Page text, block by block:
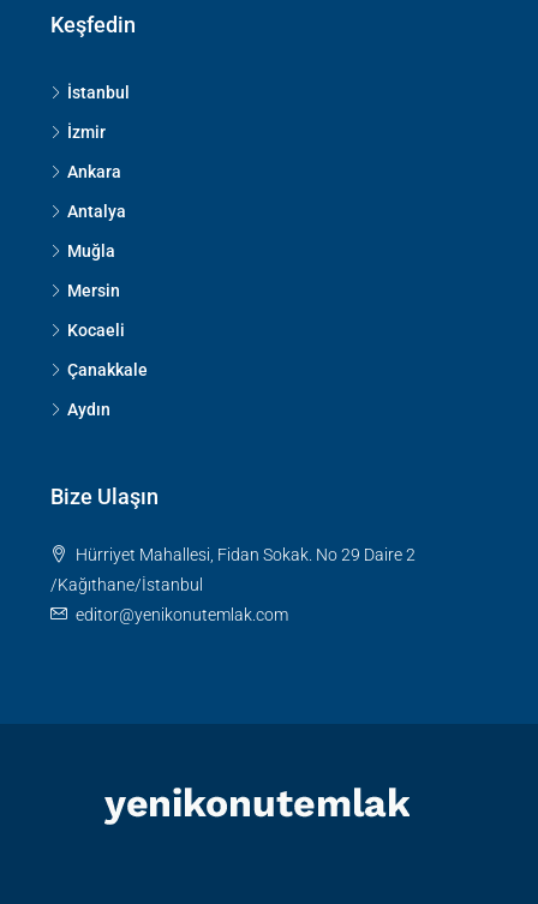
Keşfedin
İstanbul
İzmir
Ankara
Antalya
Muğla
Mersin
Kocaeli
Çanakkale
Aydın
Bize Ulaşın
Hürriyet Mahallesi, Fidan Sokak. No 29 Daire 2
/Kağıthane/İstanbul
editor@yenikonutemlak.com